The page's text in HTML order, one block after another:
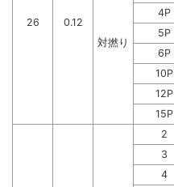
26 0.12
対撚り
4P
5P
6P
10P
12P
15P
2
3
4